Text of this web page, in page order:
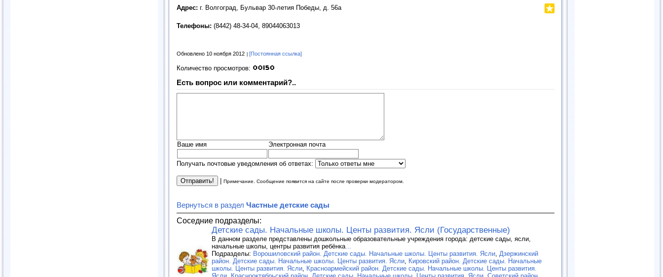
Адрес: г. Волгоград, Бульвар 30-летия Победы, д. 56а
Телефоны: (8442) 48-34-04, 89044063013
Обновлено 10 ноября 2012 [Постоянная ссылка]
Количество просмотров:
Есть вопрос или комментарий?..
Ваше имя Электронная почта
Получать почтовые уведомления об ответах:
Примечание. Сообщение появится на сайте после проверки модератором.
Вернуться в раздел Частные детские сады
Соседние подразделы:
Детские сады. Начальные школы. Центы развития. Ясли (Государственные)
В данном разделе представлены дошкольные образовательные учреждения города: детские сады, ясли,
начальные школы, центры развития ребёнка...
Подразделы: Ворошиловский район. Детские сады. Начальные школы. Центы развития. Ясли, Дзержинский
район. Детские сады. Начальные школы. Центы развития. Ясли, Кировский район. Детские сады. Начальные
школы. Центы развития. Ясли, Красноармейский район. Детские сады. Начальные школы. Центы развития.